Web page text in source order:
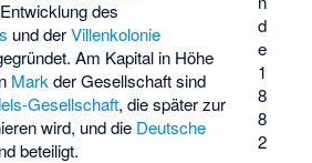
d
e
1
8
8
2
des
und derVillenkolonie
Am Kapital in Höhe
Mark der Gesellschaft sind
Gesellschaft, die später zur
wird, und die Deutsche
beteiligt.